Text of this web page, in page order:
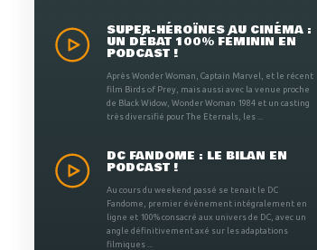
SUPER-HÉROÏNES AU CINÉMA :
UN DÉBAT 100% FÉMININ EN
PODCAST !
Après Wonder Woman, Captain Marvel, et le récent
film Birds of Prey, mais aussi avec la venue proche
de Black Widow, Wonder Woman 1984 et un casting
très diversifié pour The Eternals, les ...
DC FANDOME : LE BILAN EN
PODCAST !
Au cours du weekend passé se tenait le DC
Fandome, premier évènement intégralement en
ligne et 100% consacré aux univers de DC, avec un
angle définitivement axé sur les adaptations
filmiques ...